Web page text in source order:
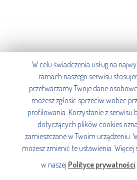
W celu świadczenia usług na
ramach naszego serwisu
przetwarzamy Twoje dane
możesz zgłosić sprzeciw wobec
profilowania. Korzystanie z serwisu
dotyczących plików cookies
zamieszczane w Twoim urządzeniu.
możesz zmienić te ustawienia. Więcej
w naszej Polityce prywatności.